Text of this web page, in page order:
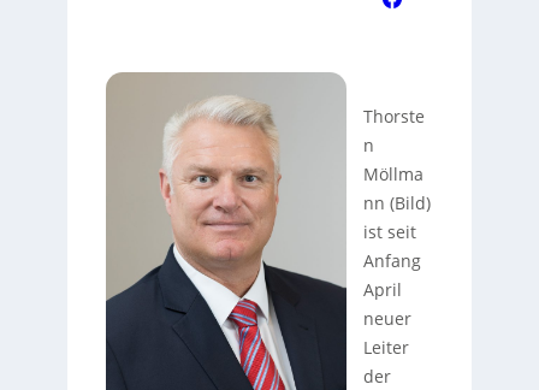
Thorste
n
Möllma
nn (Bild)
ist seit
Anfang
April
neuer
Leiter
der